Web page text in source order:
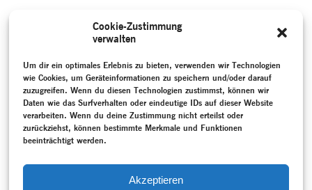
Cookie-Zustimmung
verwalten
Um dir ein optimales Erlebnis zu bieten, verwenden wir Technologien
wie Cookies, um Geräteinformationen zu speichern und/oder darauf
zuzugreifen. Wenn du diesen Technologien zustimmst, können wir
Daten wie das Surfverhalten oder eindeutige IDs auf dieser Website
verarbeiten. Wenn du deine Zustimmung nicht erteilst oder
zurückziehst, können bestimmte Merkmale und Funktionen
beeinträchtigt werden.
Akzeptieren